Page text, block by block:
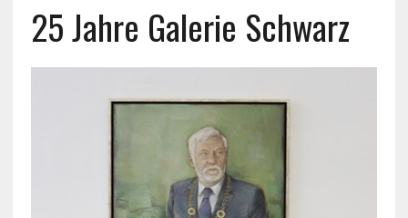
25 Jahre Galerie Schwarz